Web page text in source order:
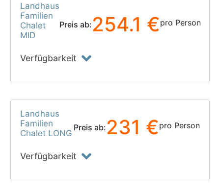
Landhaus
Familien
Chalet
MID
Preis ab:254.1 €pro Person
Verfügbarkeit
Landhaus
Familien
Chalet LONG
Preis ab:231 €pro Person
Verfügbarkeit